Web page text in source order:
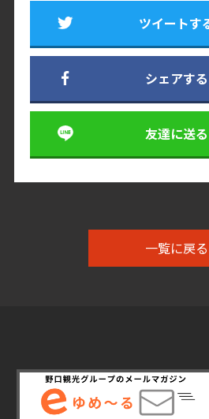
ツイートす
シェアする
友達に送る
一覧に戻る